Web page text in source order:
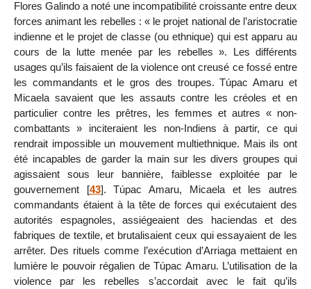
Flores Galindo a noté une incompatibilité croissante entre deux
forces animant les rebelles : « le projet national de l’aristocratie
indienne et le projet de classe (ou ethnique) qui est apparu au
cours de la lutte menée par les rebelles ». Les différents
usages qu’ils faisaient de la violence ont creusé ce fossé entre
les commandants et le gros des troupes. Túpac Amaru et
Micaela savaient que les assauts contre les créoles et en
particulier contre les prêtres, les femmes et autres « non-
combattants » inciteraient les non-Indiens à partir, ce qui
rendrait impossible un mouvement multiethnique. Mais ils ont
été incapables de garder la main sur les divers groupes qui
agissaient sous leur bannière, faiblesse exploitée par le
gouvernement [43]. Túpac Amaru, Micaela et les autres
commandants étaient à la tête de forces qui exécutaient des
autorités espagnoles, assiégeaient des haciendas et des
fabriques de textile, et brutalisaient ceux qui essayaient de les
arrêter. Des rituels comme l’exécution d’Arriaga mettaient en
lumière le pouvoir régalien de Túpac Amaru. L’utilisation de la
violence par les rebelles s’accordait avec le fait qu’ils